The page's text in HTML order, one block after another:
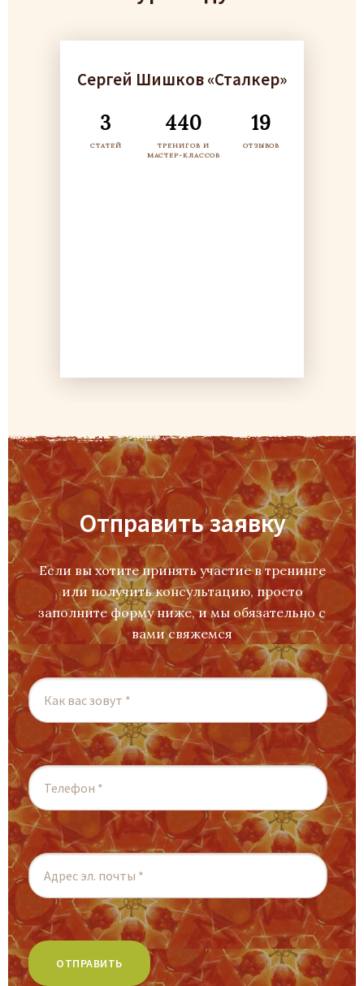
Сергей Шишков «Сталкер»
3
СТАТЕЙ
440
ТРЕНИГОВ И
МАСТЕР-КЛАССОВ
19
ОТЗЫВОВ
Отправить заявку
Если вы хотите принять участие в тренинге
или получить консультацию, просто
заполните форму ниже, и мы обязательно с
вами свяжемся